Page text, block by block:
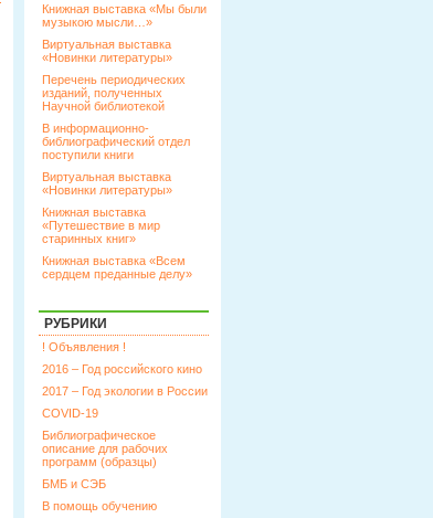
Книжная выставка «Мы были
музыкою мысли…»
Виртуальная выставка
«Новинки литературы»
Перечень периодических
изданий, полученных
Научной библиотекой
В информационно-
библиографический отдел
поступили книги
Виртуальная выставка
«Новинки литературы»
Книжная выставка
«Путешествие в мир
старинных книг»
Книжная выставка «Всем
сердцем преданные делу»
РУБРИКИ
! Объявления !
2016 – Год российского кино
2017 – Год экологии в России
COVID-19
Библиографическое
описание для рабочих
программ (образцы)
БМБ и СЭБ
В помощь обучению